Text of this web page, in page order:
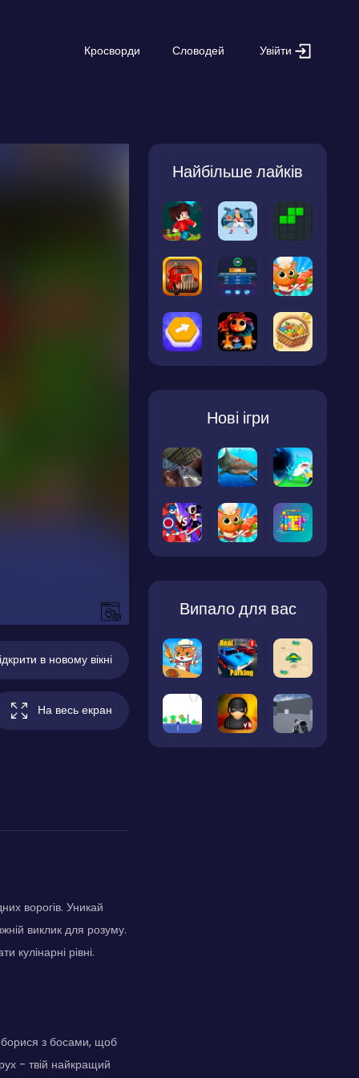
Кросворди Словодей Увійти
в новому вікні
На весь екран
ворогів. Уникай
виклик для розуму.
кулінарні рівні.
борися з босами, щоб
- твій найкращий
Найбільше лайків
Нові ігри
Випало для вас